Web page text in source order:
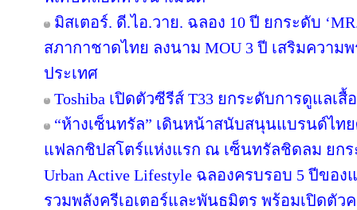
มิสเตอร์. ดี.ไอ.วาย. ฉลอง 10 ปี ยกระดับ
สภากาชาดไทย ลงนาม MOU 3 ปี เสริมความ
ประเทศ
Toshiba เปิดตัวซีรีส์ T33 ยกระดับการดูแลเ
“ห้างเซ็นทรัล” เดินหน้าสนับสนุนแบรนด์ไทย
แฟลกชิปสโตร์แห่งแรก ณ เซ็นทรัลชิดลม ยก
Urban Active Lifestyle ฉลองครบรอบ 5 ปีของ
รวมพลังครีเอเตอร์และพันธมิตร พร้อมเปิดตัว